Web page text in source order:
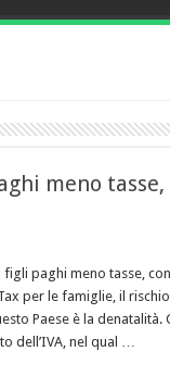
meno
figli paghi meno tasse,
per le famiglie, il
Paese è la denatalità.
dell’IVA, nel qual …